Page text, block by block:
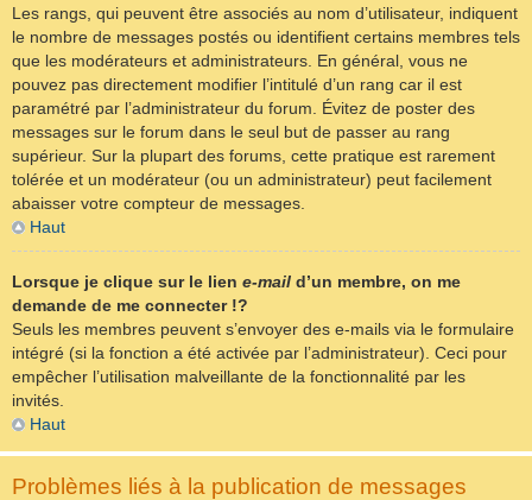
Les rangs, qui peuvent être associés au nom d’utilisateur, indiquent
le nombre de messages postés ou identifient certains membres tels
que les modérateurs et administrateurs. En général, vous ne
pouvez pas directement modifier l’intitulé d’un rang car il est
paramétré par l’administrateur du forum. Évitez de poster des
messages sur le forum dans le seul but de passer au rang
supérieur. Sur la plupart des forums, cette pratique est rarement
tolérée et un modérateur (ou un administrateur) peut facilement
abaisser votre compteur de messages.
Haut
Lorsque je clique sur le lien e-mail d’un membre, on me
demande de me connecter !?
Seuls les membres peuvent s’envoyer des e-mails via le formulaire
intégré (si la fonction a été activée par l’administrateur). Ceci pour
empêcher l’utilisation malveillante de la fonctionnalité par les
invités.
Haut
Problèmes liés à la publication de messages